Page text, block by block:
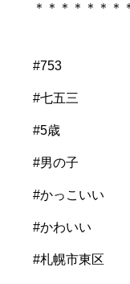
＊＊＊＊＊＊＊
#753
#七五三
#5歳
#男の子
#かっこいい
#かわいい
#札幌市東区